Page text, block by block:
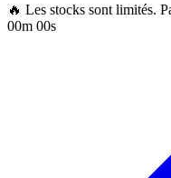
🔥 Les stocks sont limités.
00m 00s